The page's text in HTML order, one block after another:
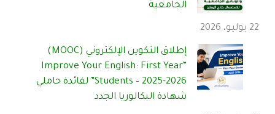
الجامعية
22 يوليو، 2026
إطلاق التكوين الإلكتروني (MOOC)
“Improve Your English: First Year
Students – 2025-2026” لفائدة حاملي
شهادة البكالوريا الجدد